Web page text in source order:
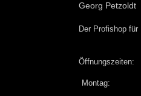
Georg Petzoldt
Der Profishop für
Öffnungszeiten:
Montag: